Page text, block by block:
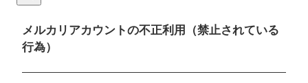
メインコンテンツ
メルカリアカウントの不正利用（禁止されている
行為）